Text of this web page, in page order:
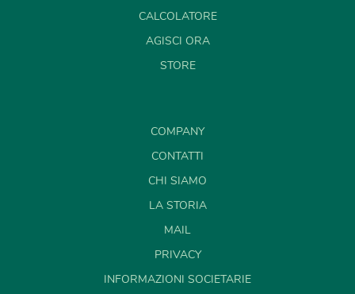
CALCOLATORE
AGISCI ORA
STORE
COMPANY
CONTATTI
CHI SIAMO
LA STORIA
MAIL
PRIVACY
INFORMAZIONI SOCIETARIE